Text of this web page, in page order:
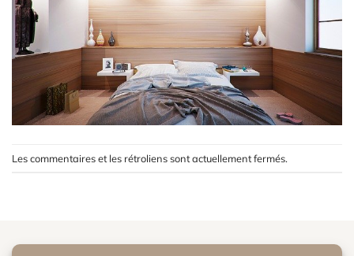
Les commentaires et les rétroliens sont actuellement fermés.